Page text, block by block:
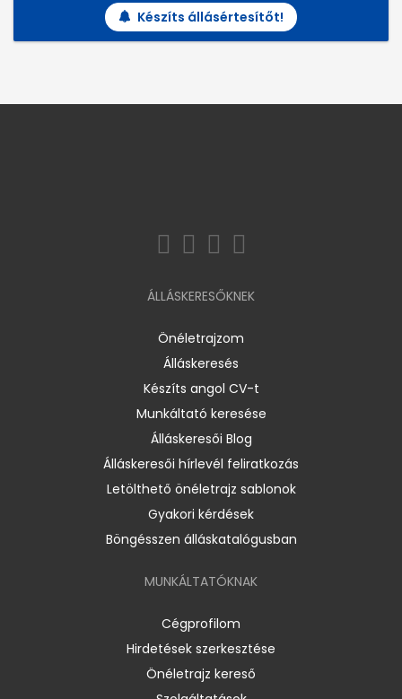
Készíts állásértesítőt!
ÁLLÁSKERESŐKNEK
Önéletrajzom
Álláskeresés
Készíts angol CV-t
Munkáltató keresése
Álláskeresői Blog
Álláskeresői hírlevél feliratkozás
Letölthető önéletrajz sablonok
Gyakori kérdések
Böngésszen álláskatalógusban
MUNKÁLTATÓKNAK
Cégprofilom
Hirdetések szerkesztése
Önéletrajz kereső